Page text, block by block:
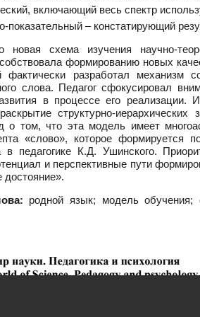
включающий весь спектр
показательный – констатирующий
новая схема изучения научно-
формированию новых
разработал механизм
слова. Педагог сфокусировал
в процессе его
структурно-
о том, что эта модель имеет
«слово», которое формируется
в педагогике К.Д. Ушинского.
и перспективные пути
достояние».
родной язык; модель обучения;